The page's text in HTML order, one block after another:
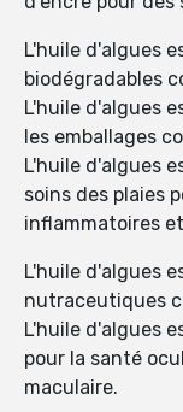
L'huile d'algues
biodégradables
L'huile d'algues
les emballages
L'huile d'algues
soins des plaies
inflammatoires
L'huile d'algues
nutraceutiques
L'huile d'algues
pour la santé
maculaire.